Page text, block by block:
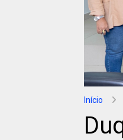
Início